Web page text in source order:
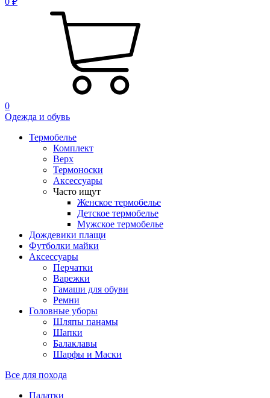
0
Одежда и обувь
Термобелье
Комплект
Верх
Термоноски
Аксессуары
Часто ищут
Женское термобелье
Детское термобелье
Мужское термобелье
Дождевики плащи
Футболки майки
Аксессуары
Перчатки
Варежки
Гамаши для обуви
Ремни
Головные уборы
Шляпы панамы
Шапки
Балаклавы
Шарфы и Маски
Все для похода
Палатки